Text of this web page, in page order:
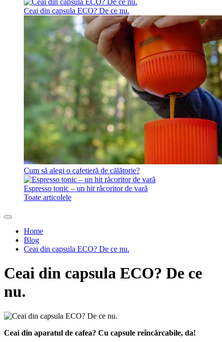
Ceai din capsula ECO? De ce nu.
Cum să alegi o cafetieră de călătorie?
Espresso tonic – un hit răcoritor de vară
Toate articolele
Home
Blog
Ceai din capsula ECO? De ce nu.
Ceai din capsula ECO? De ce
nu.
Ceai din aparatul de cafea? Cu capsule reîncărcabile, da!